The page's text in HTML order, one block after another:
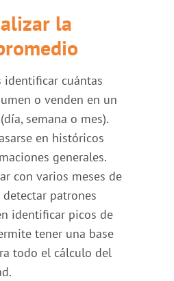
la
identificar cuántas
o venden en un
semana o mes).
en históricos
generales.
con varios meses de
patrones
identificar picos de
tener una base
todo el cálculo del